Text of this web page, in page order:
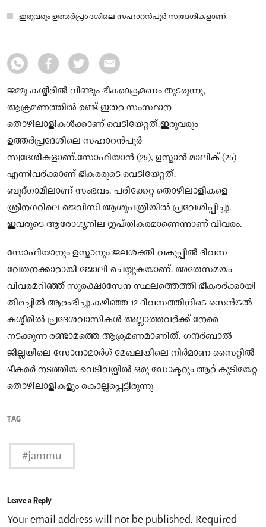
ഇരുവരും ഉത്തർപ്രദേശിലെ സഹാറൻപൂർ സ്വദേശികളാണ്.
ജമ്മു കശ്മീരില്‍ വീണ്ടും ഭീകരാക്രമണം തുടരുന്നു,
ആക്രമണത്തില്‍ രണ്ട് ഇതര സംസ്ഥാന
തൊഴിലാളികള്‍ക്കാണ് വെടിയേറ്റത്.ഇരുവരും
ഉത്തർപ്രദേശിലെ സഹാറൻപൂർ
സ്വദേശികളാണ്.സോഫിയാൻ (25), ഉസ്മാൻ മാലിക് (25)
എന്നിവർക്കാണ് ഭീകരരുടെ വെടിയേറ്റത്.
ബുദ്ഗാമിലാണ് സംഭവം. പരിക്കേറ്റ തൊഴിലാളികളെ
ശ്രീനഗറിലെ ജെവിസി ആശുപത്രിയില്‍ പ്രവേശിപ്പിച്ചു.
ഇവരുടെ ആരോഗ്യനില തൃപ്തികരമാണെന്നാണ് വിവരം.
സോഫിയാനും ഉസ്മാനും ജലശക്തി വകുപ്പില്‍ ദിവസ
വേതനക്കാരായി ജോലി ചെയ്യുകയാണ്. അതേസമയം
വിവരമറിഞ്ഞ് സുരക്ഷാസേന സ്ഥലത്തെത്തി ഭീകരർക്കായി
തിരച്ചില്‍ ആരംഭിച്ചു.കഴിഞ്ഞ 12 ദിവസത്തിനിടെ സെൻട്രല്‍
കശ്മീരില്‍ പ്രദേശവാസികള്‍ അല്ലാത്തവർക്ക് നേരെ
നടക്കുന്ന രണ്ടാമത്തെ ആക്രമണമാണിത്. ഗന്ദർബാല്‍
ജില്ലയിലെ സോനാമാർഗ് മേഖലയിലെ നിർമാണ സൈറ്റില്‍
ഭീകരർ നടത്തിയ വെടിവയ്പില്‍ ഒരു ഡോക്ടറും ആറ് കുടിയേറ്റ
തൊഴിലാളികളും കൊല്ലപ്പെട്ടിരുന്നു
TAG
#jammu
Leave a Reply
Your email address will not be published. Required